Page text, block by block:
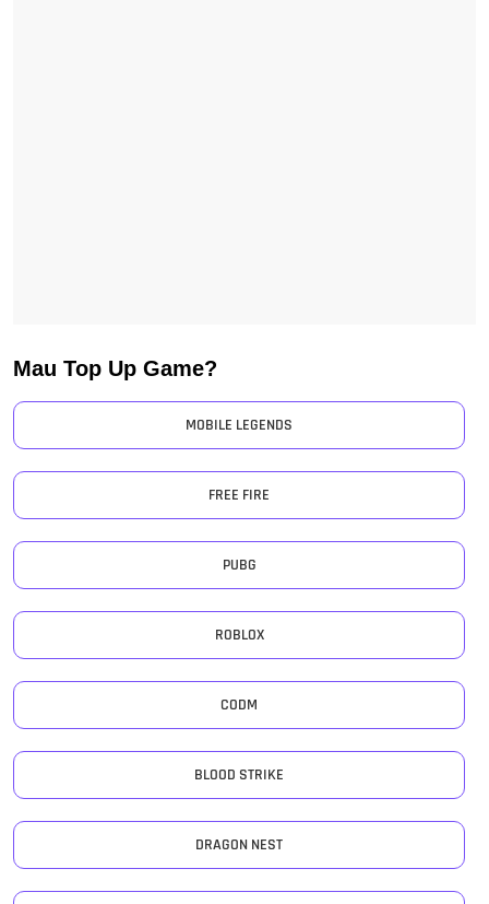
Mau Top Up Game?
MOBILE LEGENDS
FREE FIRE
PUBG
ROBLOX
CODM
BLOOD STRIKE
DRAGON NEST